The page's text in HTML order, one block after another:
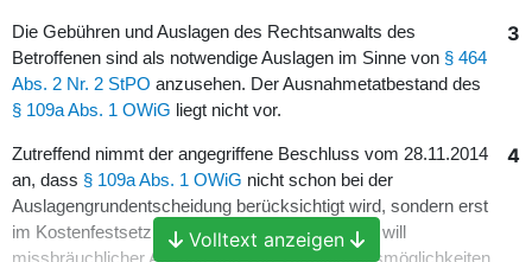
3
Die Gebühren und Auslagen des Rechtsanwalts des
Betroffenen sind als notwendige Auslagen im Sinne von § 464
Abs. 2 Nr. 2 StPO anzusehen. Der Ausnahmetatbestand des
§ 109a Abs. 1 OWiG liegt nicht vor.
4
Zutreffend nimmt der angegriffene Beschluss vom 28.11.2014
an, dass § 109a Abs. 1 OWiG nicht schon bei der
Auslagengrundentscheidung berücksichtigt wird, sondern erst
im Kostenfestsetzungsverfahren. Die Vorschrift will
missbräuchlicher Ausnutzung von Verteidigungsmöglichkeiten
Volltext anzeigen